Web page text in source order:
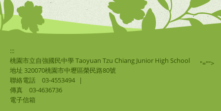
:::
桃園市立自強國民中學 Taoyuan Tzu Chiang Junior High School
地址 320070桃園市中壢區榮民路80號
聯絡電話
03-4553494
|
傳真
03-4636736
電子信箱
"="">